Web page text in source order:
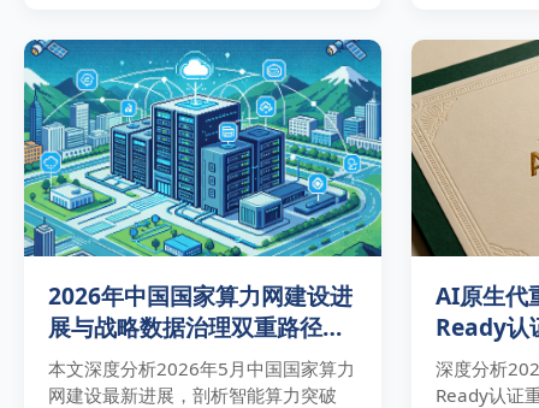
（Chiplet）实操建议。
2026年中国国家算力网建设进
展与战略数据治理双重路径深
度分析
本文深度分析2026年5月中国国家算力
网建设最新进展，剖析智能算力突破
AI原生代
Ready认
职场进化
深度分析
Ready认证